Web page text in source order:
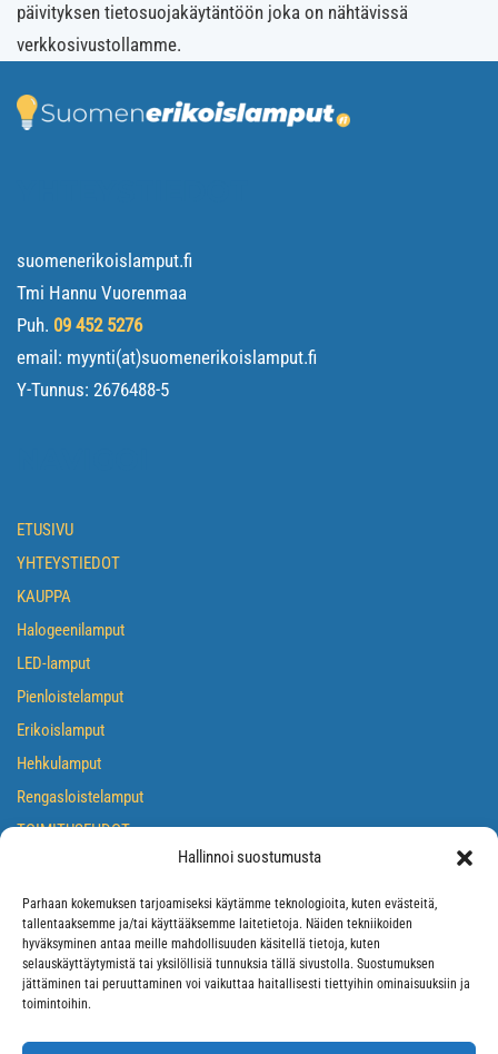
Hallinnoi suostumusta
Parhaan kokemuksen tarjoamiseksi käytämme teknologioita, kuten evästeitä,
tallentaaksemme ja/tai käyttääksemme laitetietoja. Näiden tekniikoiden
hyväksyminen antaa meille mahdollisuuden käsitellä tietoja, kuten
selauskäyttäytymistä tai yksilöllisiä tunnuksia tällä sivustolla. Suostumuksen
jättäminen tai peruuttaminen voi vaikuttaa haitallisesti tiettyihin ominaisuuksiin ja
toimintoihin.
päivityksen tietosuojakäytäntöön joka on nähtävissä
verkkosivustollamme.
suomenerikoislamput.fi
Tmi Hannu Vuorenmaa
Puh. 09 452 5276
email: myynti(at)suomenerikoislamput.fi
Y-Tunnus: 2676488-5
ETUSIVU
YHTEYSTIEDOT
KAUPPA
Halogeenilamput
LED-lamput
Pienloistelamput
Erikoislamput
Hehkulamput
Rengasloistelamput
TOIMITUSEHDOT
EVÄSTEKÄYTÄNTÖ